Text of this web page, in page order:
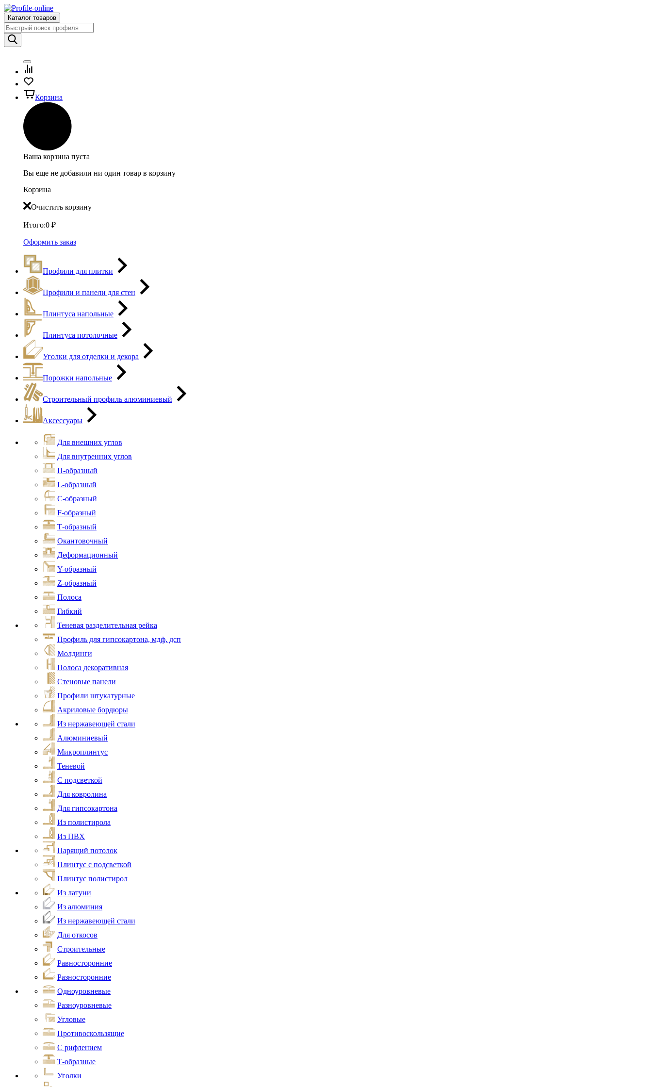
Каталог товаров
Корзина
Ваша корзина пуста
Вы еще не добавили ни один товар в корзину
Корзина
Очистить корзину
Итого:0 ₽
Оформить заказ
Профили для плитки
Профили и панели для стен
Плинтуса напольные
Плинтуса потолочные
Уголки для отделки и декора
Порожки напольные
Строительный профиль алюминиевый
Аксессуары
Для внешних углов
Для внутренних углов
П-образный
L-образный
С-образный
F-образный
Т-образный
Окантовочный
Деформационный
Y-образный
Z-образный
Полоса
Гибкий
Теневая разделительная рейка
Профиль для гипсокартона, мдф, дсп
Молдинги
Полоса декоративная
Стеновые панели
Профили штукатурные
Акриловые бордюры
Из нержавеющей стали
Алюминиевый
Микроплинтус
Теневой
С подсветкой
Для ковролина
Для гипсокартона
Из полистирола
Из ПВХ
Парящий потолок
Плинтус с подсветкой
Плинтус полистирол
Из латуни
Из алюминия
Из нержавеющей стали
Для откосов
Строительные
Равносторонние
Разносторонние
Одноуровневые
Разноуровневые
Угловые
Противоскользящие
С рифлением
Т-образные
Уголки